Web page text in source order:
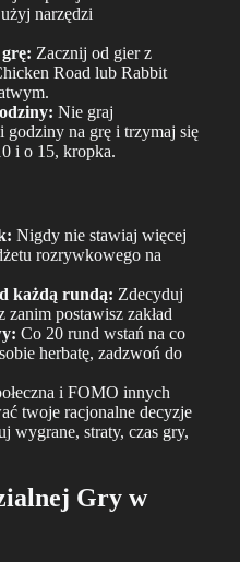
narzędzi
Zacznij od gier z
Road lub Rabbit
Nie graj
na grę i trzymaj się
i o 15, kropka.
Nigdy nie stawiaj więcej
rozrywkowego na
każdą rundą: Zdecyduj
postawisz zakład
Co 20 rund wstań na co
herbatę, zadzwoń do
i FOMO innych
twoje racjonalne decyzje
wygrane, straty, czas gry,
Gry w